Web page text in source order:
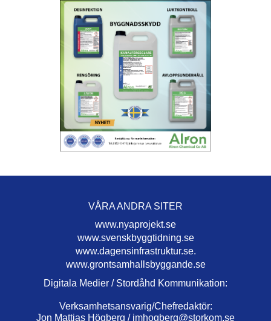
VÅRA ANDRA SITER
www.nyaprojekt.se
www.svenskbyggtidning.se
www.dagensinfrastruktur.se.
www.grontsamhallsbyggande.se
Digitala Medier / Stordåhd Kommunikation:
Verksamhetsansvarig/Chefredaktör:
Jon Mattias Högberg / jmhogberg@storkom.se